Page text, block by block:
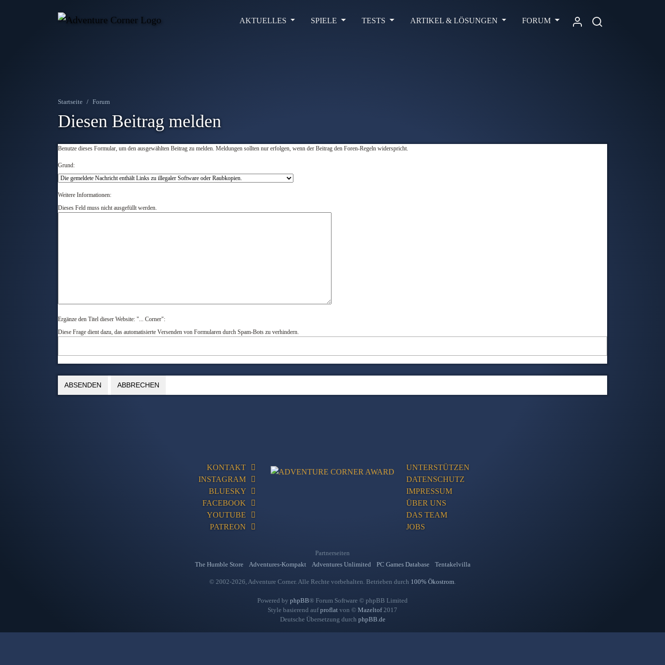
AKTUELLES SPIELE TESTS ARTIKEL & LÖSUNGEN FORUM
Startseite Forum
Diesen Beitrag melden
Benutze dieses Formular, um den ausgewählten Beitrag zu melden. Meldungen sollten nur erfolgen, wenn der Beitrag den Foren-Regeln widerspricht.
Grund:
Weitere Informationen:
Dieses Feld muss nicht ausgefüllt werden.
Ergänze den Titel dieser Website: "... Corner":
Diese Frage dient dazu, das automatisierte Versenden von Formularen durch Spam-Bots zu verhindern.
KONTAKT
INSTAGRAM
BLUESKY
FACEBOOK
YOUTUBE
PATREON
UNTERSTÜTZEN
DATENSCHUTZ
IMPRESSUM
ÜBER UNS
DAS TEAM
JOBS
Partnerseiten
The Humble Store
Adventures-Kompakt Adventures Unlimited PC Games Database Tentakelvilla
© 2002-2026, Adventure Corner. Alle Rechte vorbehalten. Betrieben durch 100% Ökostrom.
Powered by phpBB® Forum Software © phpBB Limited
Style basierend aufproflat von © Mazeltof2017
Deutsche Übersetzung durch phpBB.de